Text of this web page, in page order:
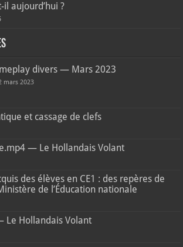
il aujourd’hui ?
divers — Mars 2023
mars 2023
et cassage de clefs
— Le Hollandais Volant
des élèves en CE1 : des repères de
de l’Éducation nationale
Le Hollandais Volant